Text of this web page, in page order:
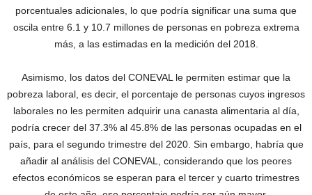
porcentuales adicionales, lo que podría significar una suma que
oscila entre 6.1 y 10.7 millones de personas en pobreza extrema
más, a las estimadas en la medición del 2018.
Asimismo, los datos del CONEVAL le permiten estimar que la
pobreza laboral, es decir, el porcentaje de personas cuyos ingresos
laborales no les permiten adquirir una canasta alimentaria al día,
podría crecer del 37.3% al 45.8% de las personas ocupadas en el
país, para el segundo trimestre del 2020. Sin embargo, habría que
añadir al análisis del CONEVAL, considerando que los peores
efectos económicos se esperan para el tercer y cuarto trimestres